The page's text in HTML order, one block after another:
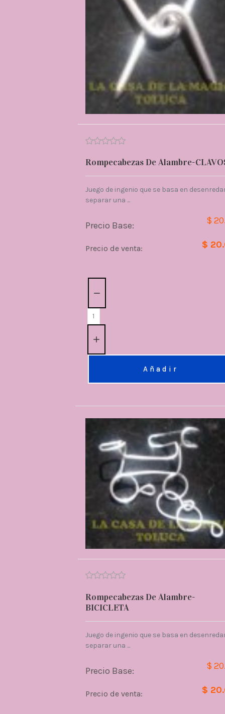
Rompecabezas De Alambre-
Juego de ingenio que se basa en
separar una ...
Precio Base: $
Precio de venta: $
Añadir
Rompecabezas De Alambre-
BICICLETA
Juego de ingenio que se basa en
separar una ...
Precio Base: $
Precio de venta: $